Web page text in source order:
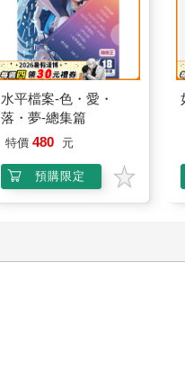
水平檔案-色・愛・
落・夢-總集篇
特價 480 元
預購限定